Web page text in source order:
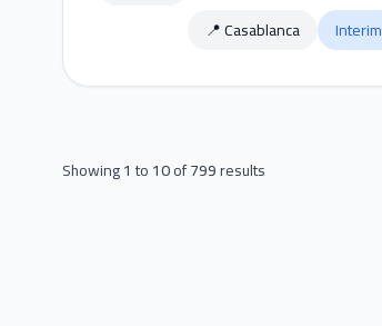
📍 Casablanca Interim
Showing1to10of799results